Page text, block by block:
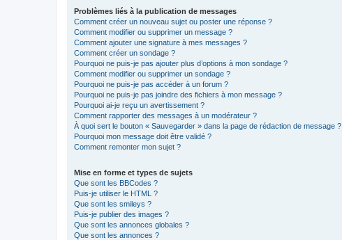
Problèmes liés à la publication de messages
Comment créer un nouveau sujet ou poster une réponse ?
Comment modifier ou supprimer un message ?
Comment ajouter une signature à mes messages ?
Comment créer un sondage ?
Pourquoi ne puis-je pas ajouter plus d’options à mon sondage ?
Comment modifier ou supprimer un sondage ?
Pourquoi ne puis-je pas accéder à un forum ?
Pourquoi ne puis-je pas joindre des fichiers à mon message ?
Pourquoi ai-je reçu un avertissement ?
Comment rapporter des messages à un modérateur ?
À quoi sert le bouton « Sauvegarder » dans la page de rédaction de message ?
Pourquoi mon message doit être validé ?
Comment remonter mon sujet ?
Mise en forme et types de sujets
Que sont les BBCodes ?
Puis-je utiliser le HTML ?
Que sont les smileys ?
Puis-je publier des images ?
Que sont les annonces globales ?
Que sont les annonces ?